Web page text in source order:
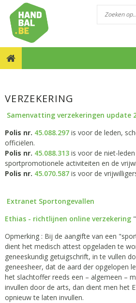
VERZEKERING
Samenvatting verzekeringen update
Polis nr. 45.088.297 is voor de leden,
officiëlen.
Polis nr. 45.088.313 is voor de niet-
sportpromotionele activiteiten en de
Polis nr. 45.070.587 is voor de
Extranet Sportongevallen
Ethias - richtlijnen online verzekering
Opmerking : Bij de aangifte van een
dient het medisch attest opgeladen te
geneeskundig getuigschrift, in te vullen
geneesheer, dat de aard der opgelopen
het slachtoffer reeds een – algemeen –
invullen door de arts, dan dient men het
opnieuw te laten invullen.